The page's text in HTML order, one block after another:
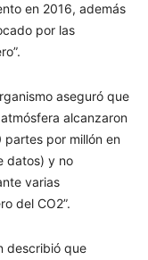
en 2016, además
por las
aseguró que
alcanzaron
por millón en
datos) y no
varias
del CO2”.
describió que